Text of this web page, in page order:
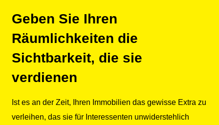
Geben Sie Ihren
Räumlichkeiten die
Sichtbarkeit, die sie
verdienen
Ist es an der Zeit, Ihren Immobilien das gewisse Extra zu
verleihen, das sie für Interessenten unwiderstehlich